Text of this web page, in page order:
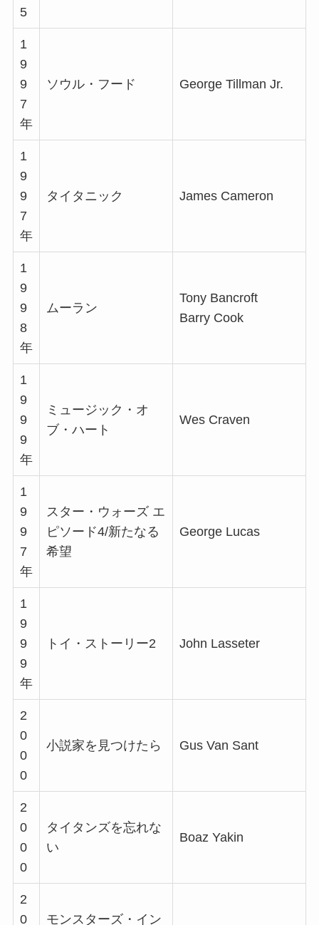
5
1
9
9
7
年
ソウル・フード George Tillman Jr.
1
9
9
7
年
タイタニック James Cameron
1
9
9
8
年
ムーラン
Tony Bancroft
Barry Cook
1
9
9
9
年
ミュージック・オ
ブ・ハート
Wes Craven
1
9
9
7
年
スター・ウォーズ エ
ピソード4/新たなる
希望
George Lucas
1
9
9
9
年
トイ・ストーリー2 John Lasseter
2
0
0
0
小説家を見つけたら Gus Van Sant
2
0
0
0
タイタンズを忘れな
い
Boaz Yakin
2
0
モンスターズ・イン